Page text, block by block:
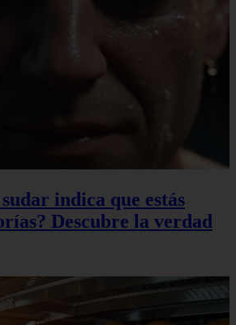
indica que estás
Descubre la verdad